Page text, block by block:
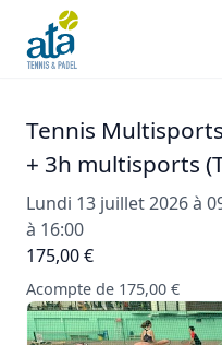
Tennis
+ 3h multisports
Lundi 13 juillet 2026 à
à 16:00
175,00 €
Acompte de 175,00 €